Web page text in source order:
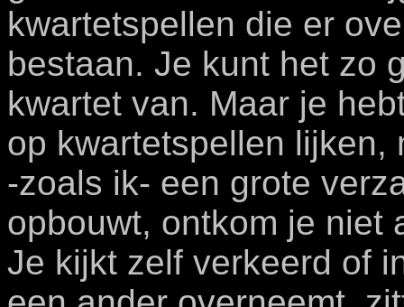
kwartetspellen die er
bestaan. Je kunt het zo
kwartet van. Maar je
op kwartetspellen lijken,
-zoals ik- een grote
opbouwt, ontkom je niet
Je kijkt zelf verkeerd of